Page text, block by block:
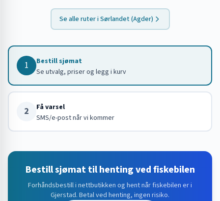
Se alle ruter iSørlandet (Agder)
1
Bestill sjømat
Se utvalg, priser og legg i kurv
2
Få varsel
SMS/e-post når vi kommer
Bestill sjømat til henting ved fiskebilen
Forhåndsbestill i nettbutikken og hent når fiskebilen er i
Gjerstad. Betal ved henting, ingen risiko.